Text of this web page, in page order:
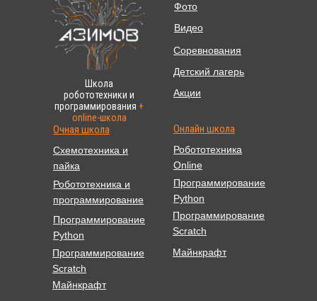
Школа
робототехники и
программирования +
online-школа
Очная школа
Схемотехника и
пайка
Робототехника и
программирование
Онлайн школа
Программирование
Python
Робототехника
Online
Программирование
Python
Майнкрафт
Майнкрафт
Соревнования
Детский лагерь
Акции
Фото
Видео
Программирование
Scratch
Программирование
Scratch